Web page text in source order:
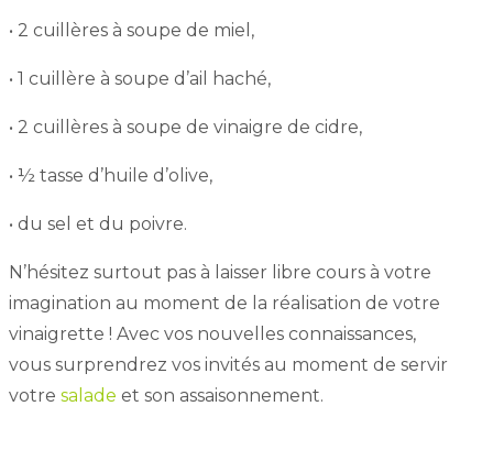
• 2 cuillères à soupe de miel,
• 1 cuillère à soupe d’ail haché,
• 2 cuillères à soupe de vinaigre de cidre,
• ½ tasse d’huile d’olive,
• du sel et du poivre.
N’hésitez surtout pas à laisser libre cours à votre
imagination au moment de la réalisation de votre
vinaigrette ! Avec vos nouvelles connaissances,
vous surprendrez vos invités au moment de servir
votre salade et son assaisonnement.